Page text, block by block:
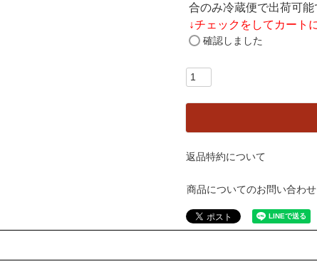
合のみ冷蔵便で出荷可能
↓チェックをしてカート
確認しました
返品特約について
商品についてのお問い合わせ